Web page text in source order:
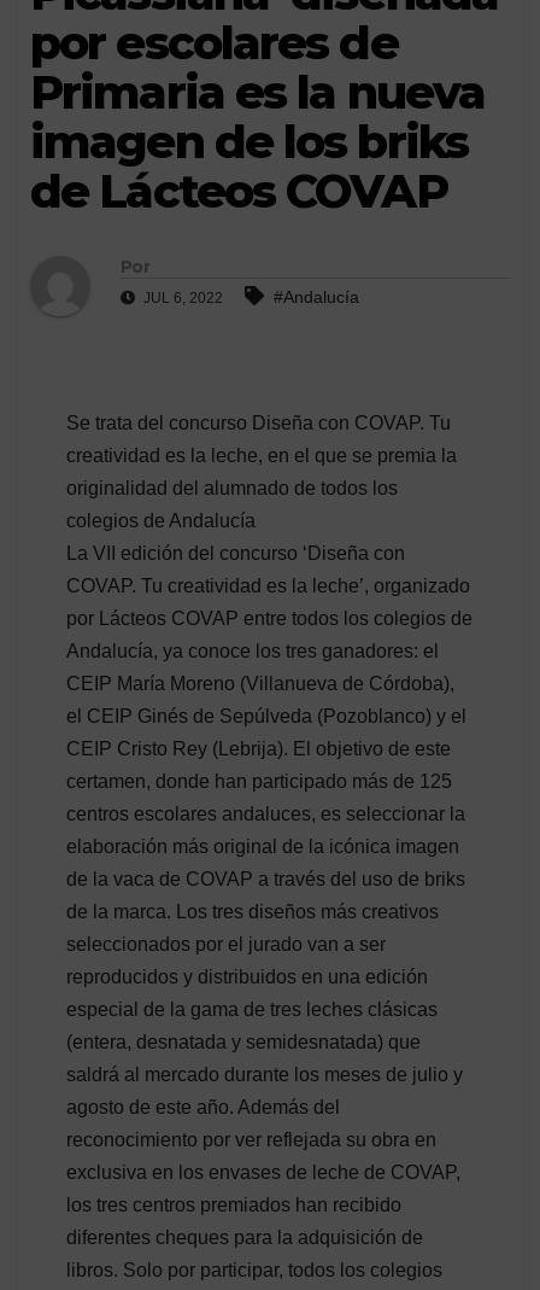
por escolares de
Primaria es la nueva
imagen de los briks
de Lácteos COVAP
Por
JUL 6, 2022 #Andalucía
Se trata del concurso Diseña con COVAP. Tu
creatividad es la leche, en el que se premia la
originalidad del alumnado de todos los
colegios de Andalucía
La VII edición del concurso ‘Diseña con
COVAP. Tu creatividad es la leche’, organizado
por Lácteos COVAP entre todos los colegios de
Andalucía, ya conoce los tres ganadores: el
CEIP María Moreno (Villanueva de Córdoba),
el CEIP Ginés de Sepúlveda (Pozoblanco) y el
CEIP Cristo Rey (Lebrija). El objetivo de este
certamen, donde han participado más de 125
centros escolares andaluces, es seleccionar la
elaboración más original de la icónica imagen
de la vaca de COVAP a través del uso de briks
de la marca. Los tres diseños más creativos
seleccionados por el jurado van a ser
reproducidos y distribuidos en una edición
especial de la gama de tres leches clásicas
(entera, desnatada y semidesnatada) que
saldrá al mercado durante los meses de julio y
agosto de este año. Además del
reconocimiento por ver reflejada su obra en
exclusiva en los envases de leche de COVAP,
los tres centros premiados han recibido
diferentes cheques para la adquisición de
libros. Solo por participar, todos los colegios